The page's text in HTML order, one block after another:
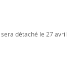
détaché le 27 avril